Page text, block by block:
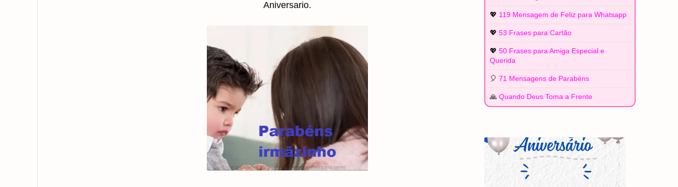
Aniversario.
💖 119 Mensagem de Feliz para Whatsapp
💖 53 Frases para Cartão
💖 50 Frases para Amiga Especial e
Querida
🎈 71 Mensagens de Parabéns
🙏 Quando Deus Toma a Frente